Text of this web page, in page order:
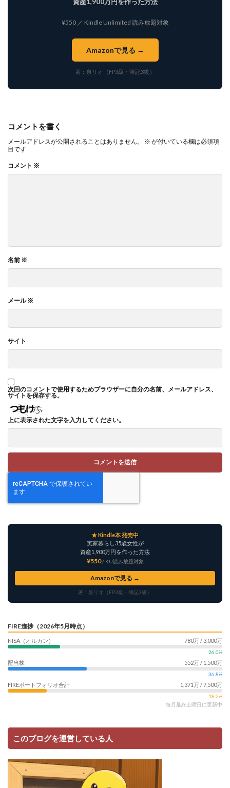
¥550 ／ Kindle Unlimited 読み放題対象
Amazonで見る →
著：泉リオ（FP3級・簿記3級）
コメントを書く
メールアドレスが公開されることはありません。 ※ が付いている欄は必須項
目です
コメント ※
名前 ※
メール※
サイト
次回のコメントで使用するためブラウザーに自分の名前、メールアドレス、
サイトを保存する。
上に表示された文字を入力してください。
★ Kindle本 発売中
実家暮らし35歳女性が
資産1,900万円を作った方法
¥550 / KU読み放題対象
Amazonで見る →
著：泉リオ（FP3級・簿記3級）
FIRE進捗（2026年5月時点）
NISA（オルカン） 780万 / 3,000万
26.0%
配当株 552万 / 1,500万
36.8%
FIREポートフォリオ合計 1,371万 / 7,500万
18.2%
毎月最終土曜日に更新中
このブログを運営している人